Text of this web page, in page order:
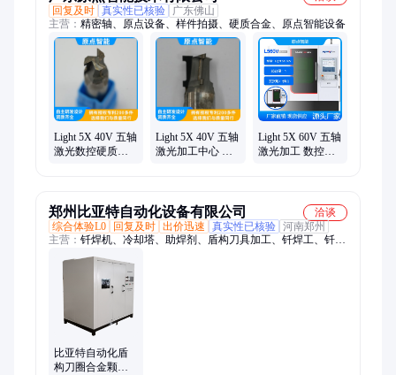
回复及时 真实性已核验
广东佛山
主营： 精密轴、原点设备、样件拍摄、硬质合金、原点智能设备
Light 5X 40V 五轴
激光数控硬质合
Light 5X 40V 五轴
激光加工中心 数
Light 5X 60V 五轴
激光加工 数控精
郑州比亚特自动化设备有限公司
洽谈
综合体验L0
回复及时 出价迅速 真实性已核验 河南郑州
主营： 钎焊机、冷却塔、助焊剂、盾构刀具加工、钎焊工、钎焊
膏、焊接机、铜焊片、合金焊料、焊接设备、焊接材料、加工工
艺、钎焊辅料、堆焊设备、冷却设备、合金焊片、合金焊机、截
齿加工、铜镍焊片、钎焊材料、截齿焊片、铜焊材料、处理生产
比亚特自动化盾
构刀圈合金颗粒